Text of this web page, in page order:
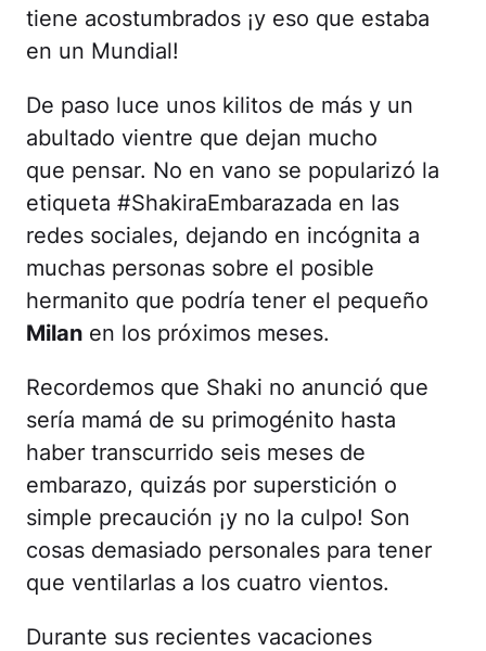
tiene acostumbrados ¡y eso que estaba
en un Mundial!
De paso luce unos kilitos de más y un
abultado vientre que dejan mucho
que pensar. No en vano se popularizó la
etiqueta #ShakiraEmbarazada en las
redes sociales, dejando en incógnita a
muchas personas sobre el posible
hermanito que podría tener el pequeño
Milan en los próximos meses.
Recordemos que Shaki no anunció que
sería mamá de su primogénito hasta
haber transcurrido seis meses de
embarazo, quizás por superstición o
simple precaución ¡y no la culpo! Son
cosas demasiado personales para tener
que ventilarlas a los cuatro vientos.
Durante sus recientes vacaciones